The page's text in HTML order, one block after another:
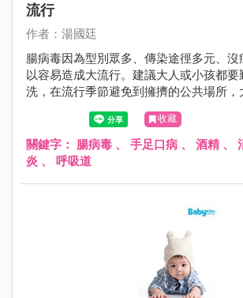
流行
作者：湯國廷
腸病毒因為型別眾多、傳染途徑多元、
以容易造成大流行。建議大人或小孩都
洗，在流行季節避免到擁擠的公共場所，
前要更衣和洗手，對於家中第二位感染腸
接受的病毒量往往較高，嚴重度可能提高
症前兆。
收藏
關鍵字： 腸病毒 、 手足口病 、 酒精 、
炎 、 呼吸道